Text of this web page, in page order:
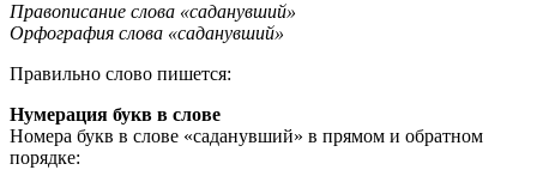
Правописание слова «саданувший»
Орфография слова «саданувший»
Правильно слово пишется:
Нумерация букв в слове
Номера букв в слове «саданувший» в прямом и обратном
порядке: